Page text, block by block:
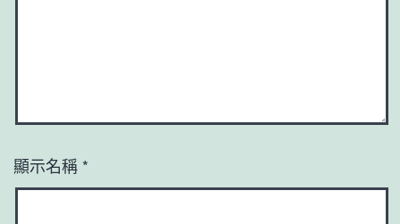
顯示名稱 *